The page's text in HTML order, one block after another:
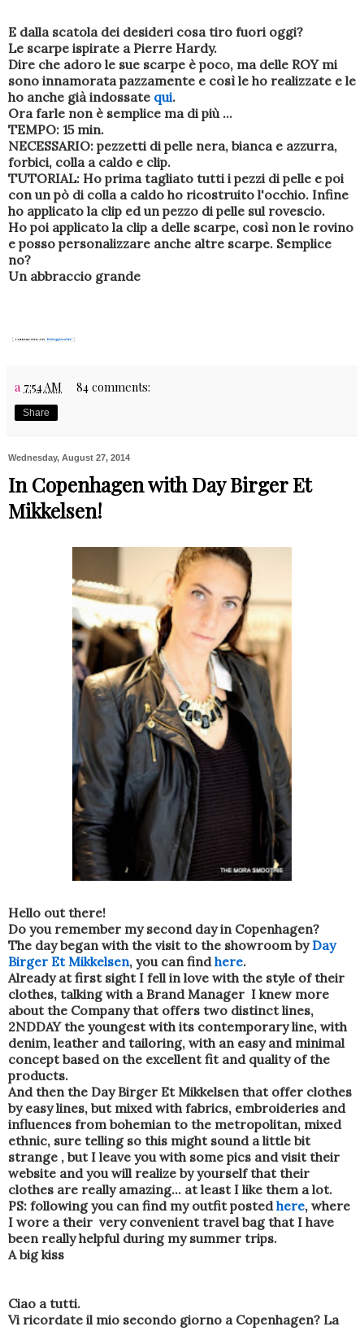
E dalla scatola dei desideri cosa tiro fuori oggi?
Le scarpe ispirate a Pierre Hardy.
Dire che adoro le sue scarpe è poco, ma delle ROY mi
sono innamorata pazzamente e così le ho realizzate e le
ho anche già indossate qui.
Ora farle non è semplice ma di più ...
TEMPO: 15 min.
NECESSARIO: pezzetti di pelle nera, bianca e azzurra,
forbici, colla a caldo e clip.
TUTORIAL: Ho prima tagliato tutti i pezzi di pelle e poi
con un pò di colla a caldo ho ricostruito l'occhio. Infine
ho applicato la clip ed un pezzo di pelle sul rovescio.
Ho poi applicato la clip a delle scarpe, così non le rovino
e posso personalizzare anche altre scarpe. Semplice
no?
Un abbraccio grande
a 7:54 AM 84 comments:
Share
Wednesday, August 27, 2014
In Copenhagen with Day Birger Et
Mikkelsen!
Hello out there!
Do you remember my second day in Copenhagen?
The day began with the visit to the showroom byDay
Birger Et Mikkelsen, you can findhere.
Already at first sight I fell in love with the style of their
clothes, talking with a Brand Manager I knew more
about the Company that offers two distinct lines,
2NDDAY the youngest with its contemporary line, with
denim, leather and tailoring, with an easy and minimal
concept based on the excellent fit and quality of the
products.
And then the Day Birger Et Mikkelsen that offer clothes
by easy lines, but mixed with fabrics, embroideries and
influences from bohemian to the metropolitan, mixed
ethnic, sure telling so this might sound a little bit
strange , but I leave you with some pics and visit their
website and you will realize by yourself that their
clothes are really amazing... at least I like them a lot.
PS: following you can find my outfit postedhere, where
I wore a their very convenient travel bag that I have
been really helpful during my summer trips.
A big kiss
Ciao a tutti.
Vi ricordate il mio secondo giorno a Copenhagen? La